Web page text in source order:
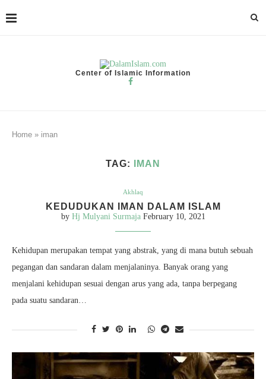
Center of Islamic Information
Home » iman
TAG: IMAN
Akhlaq
KEDUDUKAN IMAN DALAM ISLAM
by Hj Mulyani Surmaja February 10, 2021
Kehidupan merupakan tempat yang abstrak, yang di mana butuh sebuah
pegangan dan sandaran dalam menjalaninya. Banyak orang yang
menjalani kehidupan sesuai dengan arus yang ada, tanpa berpegang
pada suatu sandaran…